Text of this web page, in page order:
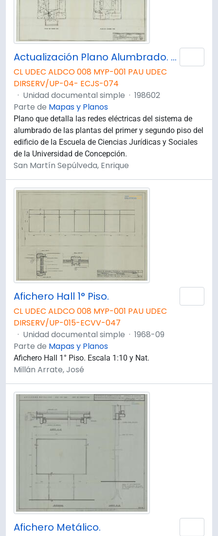
Actualización Plano Alumbrado. Planta 1° y 2° Piso.
CL UDEC ALDCO 008 MYP-001 PAU UDEC
DIRSERV/UP-04- ECJS-074
· Unidad documental simple · 198602
Parte de Mapas y Planos
Plano que detalla las redes eléctricas del sistema de
alumbrado de las plantas del primer y segundo piso del
edificio de la Escuela de Ciencias Jurídicas y Sociales
de la Universidad de Concepción.
San Martín Sepúlveda, Enrique
Afichero Hall 1° Piso.
CL UDEC ALDCO 008 MYP-001 PAU UDEC
DIRSERV/UP-015-ECVV-047
· Unidad documental simple · 1968-09
Parte de Mapas y Planos
Afichero Hall 1° Piso. Escala 1:10 y Nat.
Millán Arrate, José
Afichero Metálico.